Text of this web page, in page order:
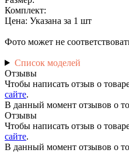
Комплект:
Цена: Указана за 1 шт
Фото может не
Список моделей
Отзывы
Чтобы написать отзыв о
сайте.
В данный момент отзывов о
Отзывы
Чтобы написать отзыв о
сайте.
В данный момент отзывов о